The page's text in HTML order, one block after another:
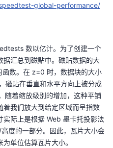
global-performance/
数以亿计。为了创建一个
汇总到磁贴中。磁贴数据的大
数。在 z=0 时，数据块的大小
磁贴在垂直和水平方向上被分成
随着缩放级别的增加，这种平铺
我们放大到给定区域而呈指数
际上是根据 Web 墨卡托投影法
度的一部分。因此，瓦片大小会
单位估算瓦片大小。